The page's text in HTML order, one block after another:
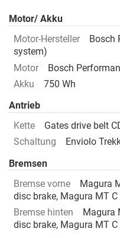
Motor/ Akku
Motor-Hersteller
Bosch
system)
Motor
Bosch
Akku
750 Wh
Antrieb
Kette
Gates drive belt
Schaltung
Enviolo
Bremsen
Bremse vorne
Magura
disc brake, Magura MT C
Bremse hinten
Magura
disc brake, Magura MT C